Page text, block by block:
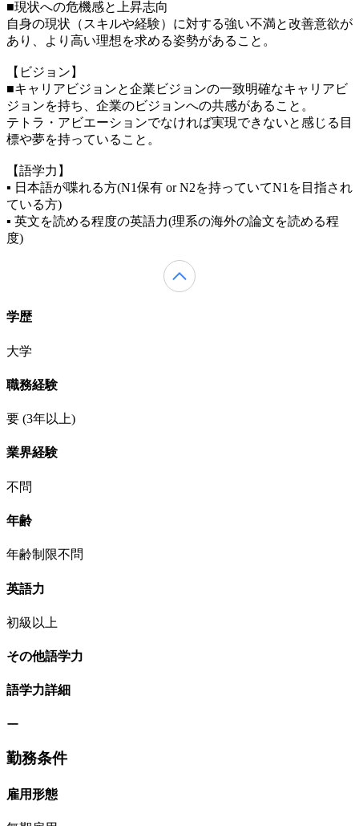
■現状への危機感と上昇志向
⾃⾝の現状（スキルや経験）に対する強い不満と改善意欲が
あり、より⾼い理想を求める姿勢があること。
【ビジョン】
■キャリアビジョンと企業ビジョンの⼀致明確なキャリアビ
ジョンを持ち、企業のビジョンへの共感があること。
テトラ・アビエーションでなければ実現できないと感じる⽬
標や夢を持っていること。
【語学力】
▪ ⽇本語が喋れる⽅(N1保有 or N2を持っていてN1を⽬指され
ている⽅)
▪ 英⽂を読める程度の英語⼒(理系の海外の論⽂を読める程
度)
学歴
大学
職務経験
要 (3年以上)
業界経験
不問
年齢
年齢制限不問
英語力
初級以上
その他語学力
語学力詳細
ー
勤務条件
雇用形態